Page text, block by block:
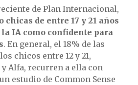
de Plan Internacional,
chicas de entre 17 y 21 años
IA como confidente para
. En general, el 18% de las
chicos entre 12 y 21,
Alfa, recurren a ella con
estudio de Common Sense